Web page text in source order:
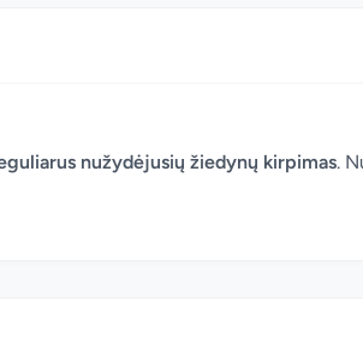
nužydėjusių žiedynų kirpimas.